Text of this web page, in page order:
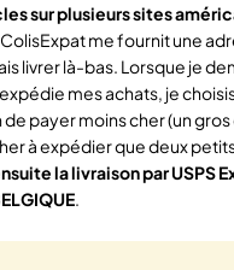
sur plusieurs sites
me fournit une
livrer là-bas. Lorsque je
mes achats, je
payer moins cher (un gros
à expédier que deux
la livraison par USPS
.